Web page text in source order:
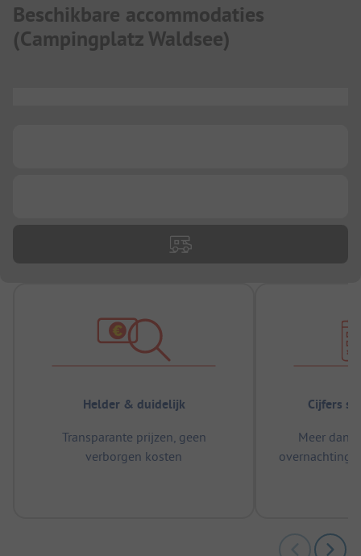
Beschikbare accommodaties
(Campingplatz Waldsee)
Helder & duidelijk
Transparante prijzen, geen
verborgen kosten
Cijfers
Meer dan